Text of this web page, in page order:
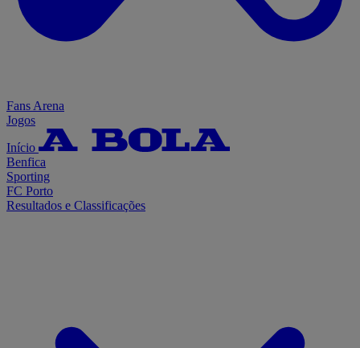
Fans Arena
Jogos
Início
Benfica
Sporting
FC Porto
Resultados e Classificações